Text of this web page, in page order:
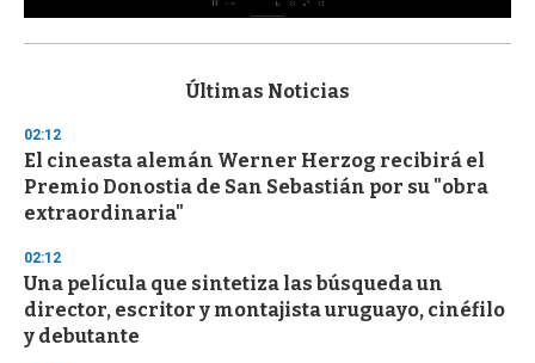
s
d
s
o
f
3
s
e
c
o
n
d
Últimas Noticias
02:12
El cineasta alemán Werner Herzog recibirá el
Premio Donostia de San Sebastián por su "obra
extraordinaria"
02:12
Una película que sintetiza las búsqueda un
director, escritor y montajista uruguayo, cinéfilo
y debutante